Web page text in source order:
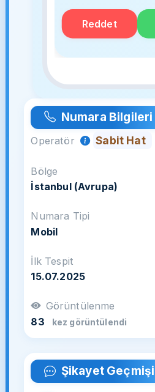
Reddet
Numara Bilgileri
Operatör Sabit Hat
Bölge
İstanbul (Avrupa)
Numara Tipi
Mobil
İlk Tespit
15.07.2025
Görüntülenme
83
kez görüntülendi
Şikayet Geçmişi